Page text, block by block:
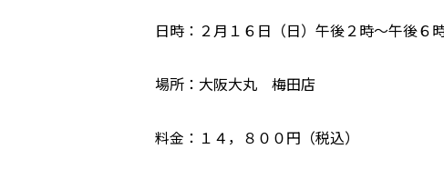
日時：２月１６日（日）午後２時～午後６
場所：大阪大丸 梅田店
料金：１４，８００円（税込）